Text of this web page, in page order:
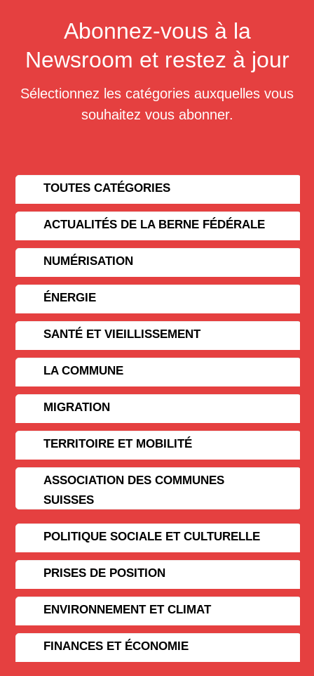
Abonnez-vous à la
Newsroom et restez à jour
Sélectionnez les catégories auxquelles vous
souhaitez vous abonner.
TOUTES CATÉGORIES
ACTUALITÉS DE LA BERNE FÉDÉRALE
NUMÉRISATION
ÉNERGIE
SANTÉ ET VIEILLISSEMENT
LA COMMUNE
MIGRATION
TERRITOIRE ET MOBILITÉ
ASSOCIATION DES COMMUNES
SUISSES
POLITIQUE SOCIALE ET CULTURELLE
PRISES DE POSITION
ENVIRONNEMENT ET CLIMAT
FINANCES ET ÉCONOMIE